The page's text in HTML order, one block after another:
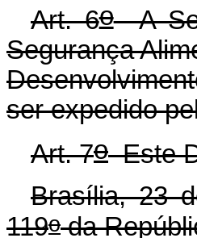
Art. 6oA
Segurança
ser expedido
Art. 7oEste
Brasília, 23
119oda